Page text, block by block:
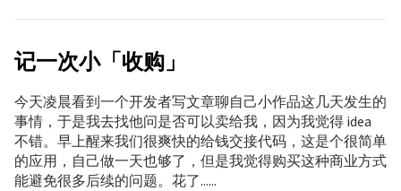
记一次小「收购」
今天凌晨看到一个开发者写文章聊自己小作品这几天发生的
事情，于是我去找他问是否可以卖给我，因为我觉得 idea
不错。早上醒来我们很爽快的给钱交接代码，这是个很简单
的应用，自己做一天也够了，但是我觉得购买这种商业方式
能避免很多后续的问题。花了......